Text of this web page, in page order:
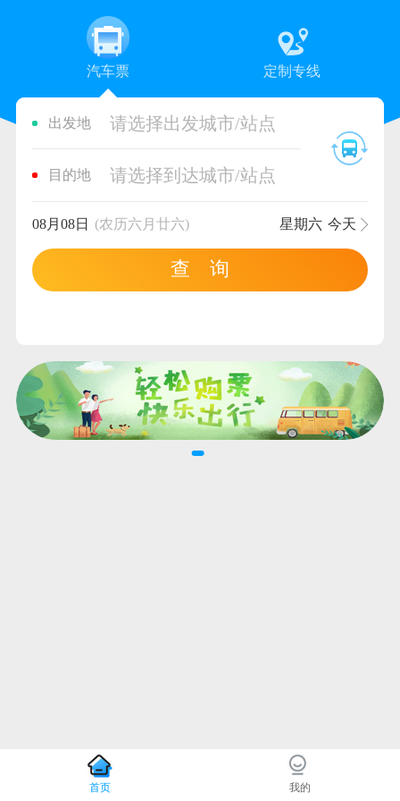
汽车票 定制专线
出发地 请选择出发城市/站点
目的地 请选择到达城市/站点
08月08日 (农历六月廿六) 星期六 今天
查 询
首页 我的